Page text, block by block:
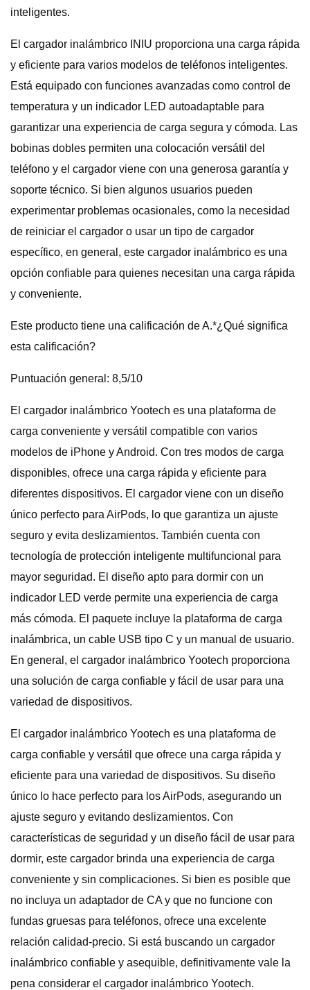
inteligentes.
El cargador inalámbrico INIU proporciona una carga rápida
y eficiente para varios modelos de teléfonos inteligentes.
Está equipado con funciones avanzadas como control de
temperatura y un indicador LED autoadaptable para
garantizar una experiencia de carga segura y cómoda. Las
bobinas dobles permiten una colocación versátil del
teléfono y el cargador viene con una generosa garantía y
soporte técnico. Si bien algunos usuarios pueden
experimentar problemas ocasionales, como la necesidad
de reiniciar el cargador o usar un tipo de cargador
específico, en general, este cargador inalámbrico es una
opción confiable para quienes necesitan una carga rápida
y conveniente.
Este producto tiene una calificación de A.*¿Qué significa
esta calificación?
Puntuación general: 8,5/10
El cargador inalámbrico Yootech es una plataforma de
carga conveniente y versátil compatible con varios
modelos de iPhone y Android. Con tres modos de carga
disponibles, ofrece una carga rápida y eficiente para
diferentes dispositivos. El cargador viene con un diseño
único perfecto para AirPods, lo que garantiza un ajuste
seguro y evita deslizamientos. También cuenta con
tecnología de protección inteligente multifuncional para
mayor seguridad. El diseño apto para dormir con un
indicador LED verde permite una experiencia de carga
más cómoda. El paquete incluye la plataforma de carga
inalámbrica, un cable USB tipo C y un manual de usuario.
En general, el cargador inalámbrico Yootech proporciona
una solución de carga confiable y fácil de usar para una
variedad de dispositivos.
El cargador inalámbrico Yootech es una plataforma de
carga confiable y versátil que ofrece una carga rápida y
eficiente para una variedad de dispositivos. Su diseño
único lo hace perfecto para los AirPods, asegurando un
ajuste seguro y evitando deslizamientos. Con
características de seguridad y un diseño fácil de usar para
dormir, este cargador brinda una experiencia de carga
conveniente y sin complicaciones. Si bien es posible que
no incluya un adaptador de CA y que no funcione con
fundas gruesas para teléfonos, ofrece una excelente
relación calidad-precio. Si está buscando un cargador
inalámbrico confiable y asequible, definitivamente vale la
pena considerar el cargador inalámbrico Yootech.